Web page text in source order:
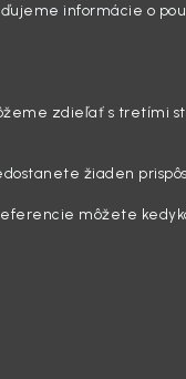
informácie o
zdieľať s tretími
žiaden
môžete